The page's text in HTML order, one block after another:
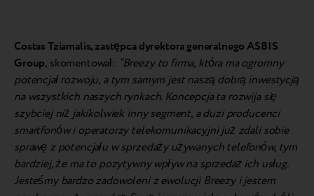
Costas Tziamalis, zastępca dyrektora generalnego ASBIS
Group, skomentował: “Breezy to firma, która ma ogromny
potencjał rozwoju, a tym samym jest naszą dobrą inwestycją
na wszystkich naszych rynkach. Koncepcja ta rozwija się
szybciej niż jakikolwiek inny segment, a duzi producenci
smartfonów i operatorzy telekomunikacyjni już zdali sobie
sprawę z potencjału w sprzedaży używanych telefonów, tym
bardziej, że ma to pozytywny wpływ na sprzedaż ich usług.
Jesteśmy bardzo zadowoleni z ewolucji Breezy i jestem